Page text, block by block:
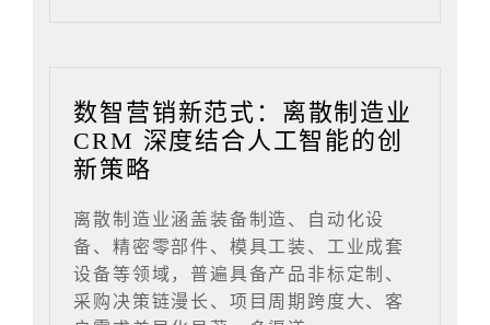
数智营销新范式：离散制造业
CRM 深度结合人工智能的创
新策略
离散制造业涵盖装备制造、自动化设
备、精密零部件、模具工装、工业成套
设备等领域，普遍具备产品非标定制、
采购决策链漫长、项目周期跨度大、客